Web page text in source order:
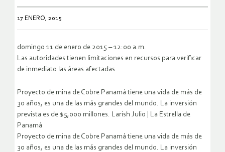
17 ENERO, 2015
domingo 11 de enero de 2015 – 12:00 a.m.
Las autoridades tienen limitaciones en recursos para verificar
de inmediato las áreas afectadas
Proyecto de mina de Cobre Panamá tiene una vida de más de
30 años, es una de las más grandes del mundo. La inversión
prevista es de $5,000 millones. Larish Julio | La Estrella de
Panamá
Proyecto de mina de Cobre Panamá tiene una vida de más de
30 años, es una de las más grandes del mundo. La inversión